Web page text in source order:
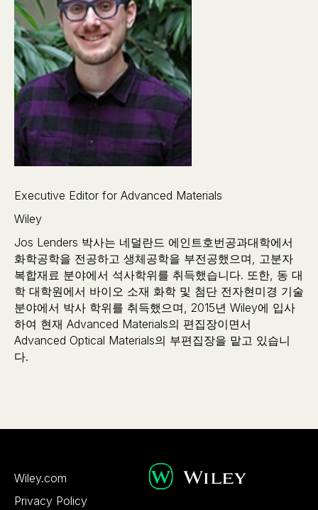
Executive Editor for Advanced Materials
Wiley
Jos Lenders 박사는 네덜란드 에인트호번공과대학에서
화학공학을 전공하고 생체공학을 부전공했으며, 고분자
복합재료 분야에서 석사학위를 취득했습니다. 또한, 동 대
학 대학원에서 바이오 소재 화학 및 첨단 전자현미경 기술
분야에서 박사 학위를 취득했으며, 2015년 Wiley에 입사
하여 현재 Advanced Materials의 편집장이면서
Advanced Optical Materials의 부편집장을 맡고 있습니
다.‍
Wiley.com
Privacy Policy